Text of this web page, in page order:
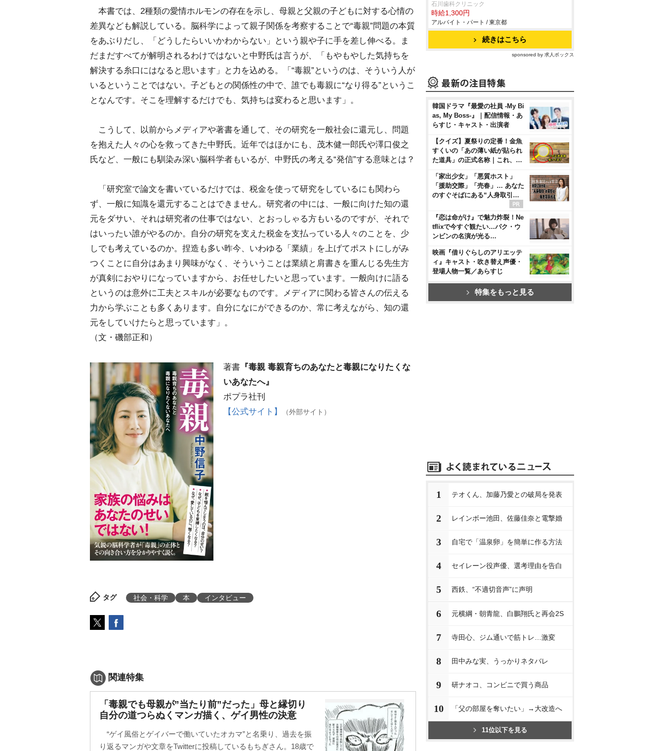
本書では、2種類の愛情ホルモンの存在を示し、母親と父親の子どもに対する心情の
差異なども解説している。脳科学によって親子関係を考察することで“毒親”問題の本質
をあぶりだし、「どうしたらいいかわからない」という親や子に手を差し伸べる。ま
だまだすべてが解明されるわけではないと中野氏は言うが、「もやもやした気持ちを
解決する糸口にはなると思います」と力を込める。「“毒親”というのは、そういう人が
いるということではない。子どもとの関係性の中で、誰でも毒親に“なり得る”というこ
となんです。そこを理解するだけでも、気持ちは変わると思います」。
こうして、以前からメディアや著書を通して、その研究を一般社会に還元し、問題
を抱えた人々の心を救ってきた中野氏。近年ではほかにも、茂木健一郎氏や澤口俊之
氏など、一般にも馴染み深い脳科学者もいるが、中野氏の考える“発信”する意味とは？
「研究室で論文を書いているだけでは、税金を使って研究をしているにも関わら
ず、一般に知識を還元することはできません。研究者の中には、一般に向けた知の還
元をダサい、それは研究者の仕事ではない、とおっしゃる方もいるのですが、それで
はいったい誰がやるのか。自分の研究を支えた税金を支払っている人々のことを、少
しでも考えているのか。捏造も多い昨今、いわゆる「業績」を上げてポストにしがみ
つくことに自分はあまり興味がなく、そういうことは業績と肩書きを重んじる先生方
が真剣におやりになっていますから、お任せしたいと思っています。一般向けに語る
というのは意外に工夫とスキルが必要なものです。メディアに関わる皆さんの伝える
力から学ぶことも多くあります。自分になにができるのか、常に考えながら、知の還
元をしていけたらと思っています」。
（文・磯部正和）
著書 『毒親 毒親育ちのあなたと毒親になりたくな
いあなたへ』
ポプラ社刊
【公式サイト】
（外部サイト）
タグ 社会・科学 本 インタビュー
関連特集
「毒親でも母親が”当たり前”だった」母と縁切り
自分の道つらぬくマンガ描く、ゲイ男性の決意
“ゲイ風俗とゲイバーで働いていたオカマ”と名乗り、過去を振
り返るマンガや文章をTwitterに投稿しているもちぎさん。18歳で
石川歯科クリニック
時給1,300円
アルバイト・パート / 東京都
続きはこちら
sponsored by 求人ボックス
韓国ドラマ『最愛の社員 -My Bi
as, My Boss-』｜配信情報・あ
らすじ・キャスト・出演者
【クイズ】夏祭りの定番！金魚
すくいの「あの薄い紙が貼られ
た道具」の正式名称｜これ、…
「家出少女」「悪質ホスト」
「援助交際」「売春」… あなた
のすぐそばにある“人身取引…
『恋は命がけ』で魅力炸裂！Ne
tflixで今すぐ観たい…パク・ウ
ンビンの名演が光る…
映画『借りぐらしのアリエッテ
ィ』キャスト・吹き替え声優・
登場人物一覧／あらすじ
特集をもっと見る
1 テオくん、加藤乃愛との破局を発表
2 レインボー池田、佐藤佳奈と電撃婚
3 自宅で「温泉卵」を簡単に作る方法
4 セイレーン役声優、選考理由を告白
5 西鉄、“不適切音声”に声明
6 元横綱・朝青龍、白鵬翔氏と再会2S
7 寺田心、ジム通いで筋トレ…激変
8 田中みな実、うっかりネタバレ
9 研ナオコ、コンビニで買う商品
10 「父の部屋を奪いたい」→大改造へ
11位以下を見る